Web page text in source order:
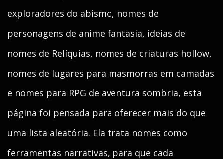
exploradores do abismo, nomes de
personagens de anime fantasia, ideias de
nomes de Relíquias, nomes de criaturas hollow,
nomes de lugares para masmorras em camadas
e nomes para RPG de aventura sombria, esta
página foi pensada para oferecer mais do que
uma lista aleatória. Ela trata nomes como
ferramentas narrativas, para que cada